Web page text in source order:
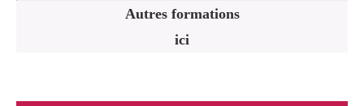
Autres formations
ici